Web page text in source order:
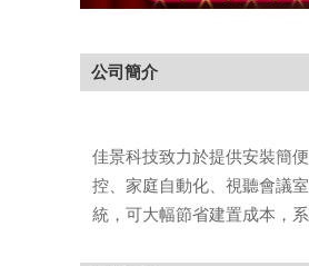
公司簡介
佳景科技致力於提供安裝簡
控、家庭自動化、視聽會議
統，可大幅節省建置成本，